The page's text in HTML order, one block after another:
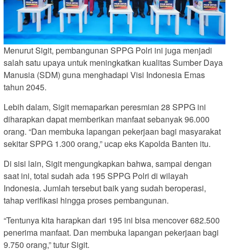
Menurut Sigit, pembangunan SPPG Polri ini juga menjadi
salah satu upaya untuk meningkatkan kualitas Sumber Daya
Manusia (SDM) guna menghadapi Visi Indonesia Emas
tahun 2045.
Lebih dalam, Sigit memaparkan peresmian 28 SPPG ini
diharapkan dapat memberikan manfaat sebanyak 96.000
orang. “Dan membuka lapangan pekerjaan bagi masyarakat
sekitar SPPG 1.300 orang,” ucap eks Kapolda Banten itu.
Di sisi lain, Sigit mengungkapkan bahwa, sampai dengan
saat ini, total sudah ada 195 SPPG Polri di wilayah
Indonesia. Jumlah tersebut baik yang sudah beroperasi,
tahap verifikasi hingga proses pembangunan.
“Tentunya kita harapkan dari 195 ini bisa mencover 682.500
penerima manfaat. Dan membuka lapangan pekerjaan bagi
9.750 orang,” tutur Sigit.